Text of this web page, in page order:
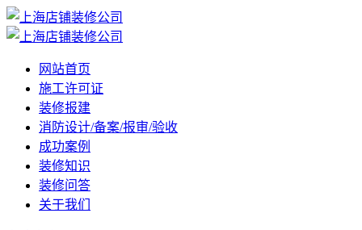
网站首页
施工许可证
装修报建
消防设计/备案/报审/验收
成功案例
装修知识
装修问答
关于我们